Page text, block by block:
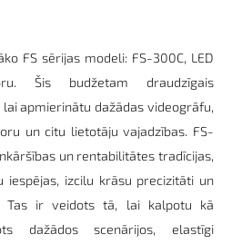
FS sērijas modeli: FS-300C, LED
Šis budžetam draudzīgais
apmierinātu dažādas videogrāfu,
un citu lietotāju vajadzības. FS-
un rentabilitātes tradīcijas,
iespējas, izcilu krāsu precizitāti un
Tas ir veidots tā, lai kalpotu kā
dažādos scenārijos, elastīgi